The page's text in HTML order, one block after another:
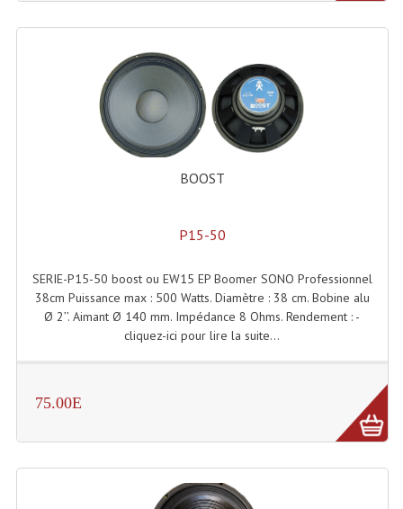
Angles Structure SD250
Angles Structure TRIO290
Angles Structure Triodéco
Cercle Struct Carrée 290
Cercle Struct SCC Carre
Cercle Struct Triangulaire290
Pendrillon Et Ossature
BOOST
P15-50
SERIE-P15-50 boost ou EW15 EP Boomer SONO Professionnel
38cm Puissance max : 500 Watts. Diamètre : 38 cm. Bobine alu
Ø 2’’. Aimant Ø 140 mm. Impédance 8 Ohms. Rendement : -
cliquez-ici pour lire la suite...
75.00E